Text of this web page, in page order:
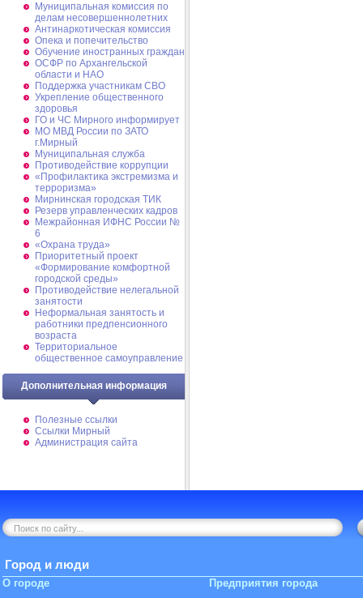
Муниципальная комиссия по
делам несовершеннолетних
Антинаркотическая комиссия
Опека и попечительство
Обучение иностранных граждан
ОСФР по Архангельской
области и НАО
Поддержка участникам СВО
Укрепление общественного
здоровья
ГО и ЧС Мирного информирует
МО МВД России по ЗАТО
г.Мирный
Муниципальная cлужба
Противодействие коррупции
«Профилактика экстремизма и
терроризма»
Мирнинская городская ТИК
Резерв управленческих кадров
Межрайонная ИФНС России №
6
«Охрана труда»
Приоритетный проект
«Формирование комфортной
городской среды»
Противодействие нелегальной
занятости
Неформальная занятость и
работники предпенсионного
возраста
Территориальное
общественное самоуправление
Дополнительная информация
Полезные ссылки
Ссылки Мирный
Администрация сайта
Город и люди
О городе Предприятия города